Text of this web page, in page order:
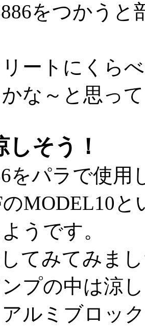
をつかうと
ートにくら
な～と思っ
そう！
パラで使用
のMODEL10
うです。
てみてみま
プの中は涼
ルミブロッ